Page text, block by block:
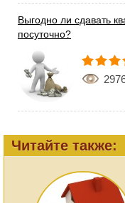
Выгодно ли сдавать
посуточно?
Читайте также: